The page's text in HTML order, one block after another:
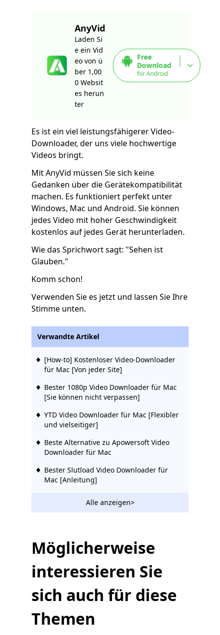
AnyVid
Laden Si
e ein Vid
eo von ü
ber 1,00
0 Websit
es herun
ter
Free
Download
for Android
Es ist ein viel leistungsfähigerer Video-
Downloader, der uns viele hochwertige
Videos bringt.
Mit AnyVid müssen Sie sich keine
Gedanken über die Gerätekompatibilität
machen. Es funktioniert perfekt unter
Windows, Mac und Android. Sie können
jedes Video mit hoher Geschwindigkeit
kostenlos auf jedes Gerät herunterladen.
Wie das Sprichwort sagt: "Sehen ist
Glauben."
Komm schon!
Verwenden Sie es jetzt und lassen Sie Ihre
Stimme unten.
Verwandte Artikel
[How-to] Kostenloser Video-Downloader
für Mac [Von jeder Site]
Bester 1080p Video Downloader für Mac
[Sie können nicht verpassen]
YTD Video Downloader für Mac [Flexibler
und vielseitiger]
Beste Alternative zu Apowersoft Video
Downloader für Mac
Bester Slutload Video Downloader für
Mac [Anleitung]
Alle anzeigen>
Möglicherweise
interessieren Sie
sich auch für diese
Themen